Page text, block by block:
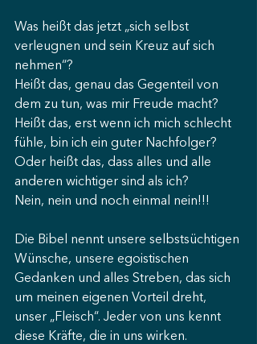
Was heißt das jetzt „sich selbst
verleugnen und sein Kreuz auf sich
nehmen“?
Heißt das, genau das Gegenteil von
dem zu tun, was mir Freude macht?
Heißt das, erst wenn ich mich schlecht
fühle, bin ich ein guter Nachfolger?
Oder heißt das, dass alles und alle
anderen wichtiger sind als ich?
Nein, nein und noch einmal nein!!!
Die Bibel nennt unsere selbstsüchtigen
Wünsche, unsere egoistischen
Gedanken und alles Streben, das sich
um meinen eigenen Vorteil dreht,
unser „Fleisch“. Jeder von uns kennt
diese Kräfte, die in uns wirken.